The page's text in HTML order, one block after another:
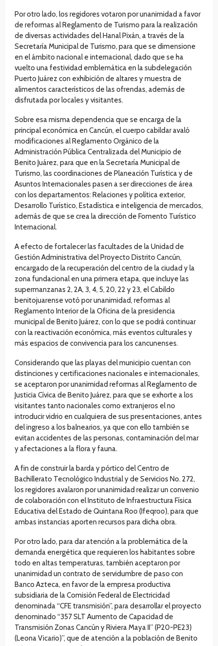
Por otro lado, los regidores votaron por unanimidad a favor
de reformas al Reglamento de Turismo para la realización
de diversas actividades del Hanal Pixán, a través de la
Secretaría Municipal de Turismo, para que se dimensione
en el ámbito nacional e internacional, dado que se ha
vuelto una festividad emblemática en la subdelegación
Puerto Juárez con exhibición de altares y muestra de
alimentos característicos de las ofrendas, además de
disfrutada por locales y visitantes.
Sobre esa misma dependencia que se encarga de la
principal económica en Cancún, el cuerpo cabildar avaló
modificaciones al Reglamento Orgánico de la
Administración Pública Centralizada del Municipio de
Benito Juárez, para que en la Secretaría Municipal de
Turismo, las coordinaciones de Planeación Turística y de
Asuntos Internacionales pasen a ser direcciones de área
con los departamentos: Relaciones y política exterior,
Desarrollo Turístico, Estadística e inteligencia de mercados,
además de que se crea la dirección de Fomento Turístico
Internacional.
A efecto de fortalecer las facultades de la Unidad de
Gestión Administrativa del Proyecto Distrito Cancún,
encargado de la recuperación del centro de la ciudad y la
zona fundacional en una primera etapa, que incluye las
supermanzanas 2, 2A, 3, 4, 5, 20, 22 y 23, el Cabildo
benitojuarense votó por unanimidad, reformas al
Reglamento Interior de la Oficina de la presidencia
municipal de Benito Juárez, con lo que se podrá continuar
con la reactivación económica, más eventos culturales y
más espacios de convivencia para los cancunenses.
Considerando que las playas del municipio cuentan con
distinciones y certificaciones nacionales e internacionales,
se aceptaron por unanimidad reformas al Reglamento de
Justicia Cívica de Benito Juárez, para que se exhorte a los
visitantes tanto nacionales como extranjeros el no
introducir vidrio en cualquiera de sus presentaciones, antes
del ingreso a los balnearios, ya que con ello también se
evitan accidentes de las personas, contaminación del mar
y afectaciones a la flora y fauna.
A fin de construir la barda y pórtico del Centro de
Bachillerato Tecnológico Industrial y de Servicios No. 272,
los regidores avalaron por unanimidad realizar un convenio
de colaboración con el Instituto de Infraestructura Física
Educativa del Estado de Quintana Roo (Ifeqroo), para que
ambas instancias aporten recursos para dicha obra.
Por otro lado, para dar atención a la problemática de la
demanda energética que requieren los habitantes sobre
todo en altas temperaturas, también aceptaron por
unanimidad un contrato de servidumbre de paso con
Banco Azteca, en favor de la empresa productiva
subsidiaria de la Comisión Federal de Electricidad
denominada “CFE transmisión”, para desarrollar el proyecto
denominado “357 SLT Aumento de Capacidad de
Transmisión Zonas Cancún y Riviera Maya II” (P20-PE23)
(Leona Vicario)”, que de atención a la población de Benito